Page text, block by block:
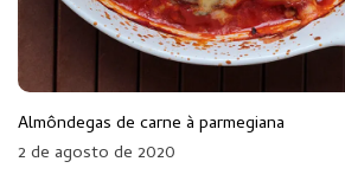
Almôndegas de carne à parmegiana
2 de agosto de 2020